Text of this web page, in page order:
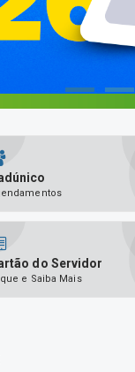
do Servidor
e Saiba Mais